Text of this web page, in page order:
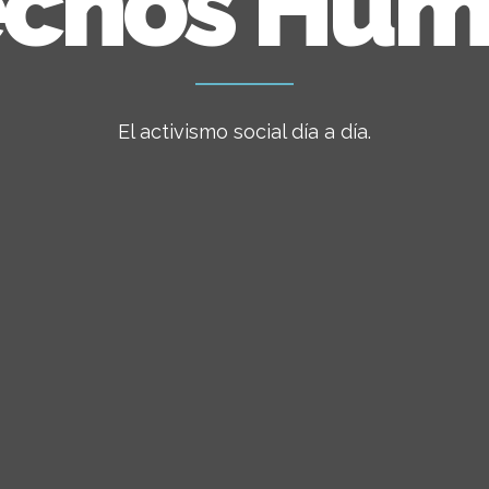
El activismo social día a día.